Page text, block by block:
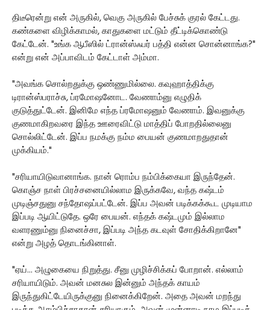
திடீரென்று என் அருகில், வெகு அருகில் பேச்சுக் குரல் கேட்டது.
கண்களை விழிக்காமல், காதுகளை மட்டும் தீட்டிக்கொண்டு
கேட்டேன். "உங்க ஆபீஸில் ட்ரான்ஸ்ஃபர் பத்தி என்ன சொன்னாங்க?"
என்று என் அப்பாவிடம் கேட்டாள் அம்மா.
"அவங்க சொல்றதுக்கு ஒண்ணுமில்லை. கவுஹாத்திக்கு
டிரான்ஸ்பராச்சு, ப்ரமோஷனோட. வேணாம்னு எழுதிக்
குடுத்துட்டேன். இனிமே எந்த ப்ரமோஷனும் வேணாம். இவனுக்கு
குணமாகிறவரை இந்த ஊரைவிட்டு மாத்திப் போறதில்லைனு
சொல்லிட்டேன். இப்ப நமக்கு நம்ம பையன் குணமாறதுதான்
முக்கியம்."
"சரியாயிடுவானாங்க. நான் ரொம்ப நம்பிக்கையா இருந்தேன்.
கொஞ்ச நாள் பிரச்சனையில்லாம இருக்கவே, வந்த கஷ்டம்
முடிஞ்சதுனு சந்தோஷப்பட்டேன். இப்ப அவன் படிக்கக்கூட முடியாம
இப்படி ஆயிட்டுதே. ஒரே பையன். எந்தக் கஷ்டமும் இல்லாம
வளரணும்னு நினைச்சா, இப்படி அந்த கடவுள் சோதிக்கிறானே"
என்று அழத் தொடங்கினாள்.
"ஏய்... அழுகையை நிறுத்து. சீனு முழிச்சிக்கப் போறான். எல்லாம்
சரியாயிடும். அவன் மனசுல இன்னும் அந்தக் காயம்
இருந்துகிட்டேயிருக்குனு நினைக்கிறேன். அதை அவன் மறந்து